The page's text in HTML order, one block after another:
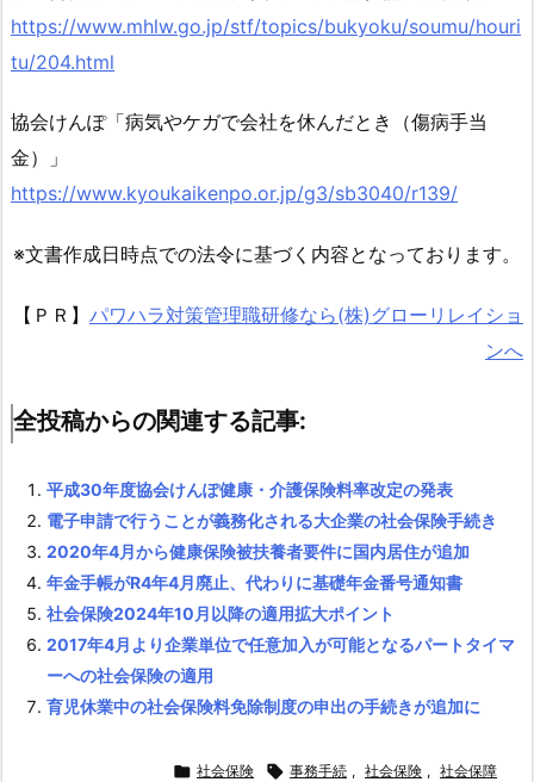
て
ど
よ
な
扱
な
か。
4.
1.
7.
問
７．
Ａ
https://www.mhlw.go.jp/stf/topics/bukyoku/soumu/houri
tu/204.html
協会けんぽ「病気やケガで会社を休んだとき（傷病手当
金）」
https://www.kyoukaikenpo.or.jp/g3/sb3040/r139/
※文書作成日時点での法令に基づく内容となっております。
【ＰＲ】 パワハラ対策管理職研修なら(株)グローリレイショ
ンへ
全投稿からの関連する記事:
平成30年度協会けんぽ健康・介護保険料率改定の発表
電子申請で行うことが義務化される大企業の社会保険手続き
2020年4月から健康保険被扶養者要件に国内居住が追加
年金手帳がR4年4月廃止、代わりに基礎年金番号通知書
社会保険2024年10月以降の適用拡大ポイント
2017年4月より企業単位で任意加入が可能となるパートタイマ
ーへの社会保険の適用
育児休業中の社会保険料免除制度の申出の手続きが追加に
 社会保険  事務手続 , 社会保険 , 社会保障